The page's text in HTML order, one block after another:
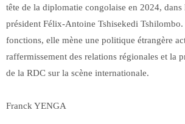
tête de la diplomatie congolaise en 2024,
président Félix-Antoine Tshisekedi Tshilombo.
fonctions, elle mène une politique étrangère
raffermissement des relations régionales et la
de la RDC sur la scène internationale.
Franck YENGA